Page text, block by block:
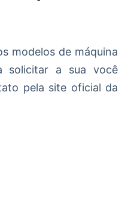
modelos de máquina
solicitar a sua você
pela site oficial da